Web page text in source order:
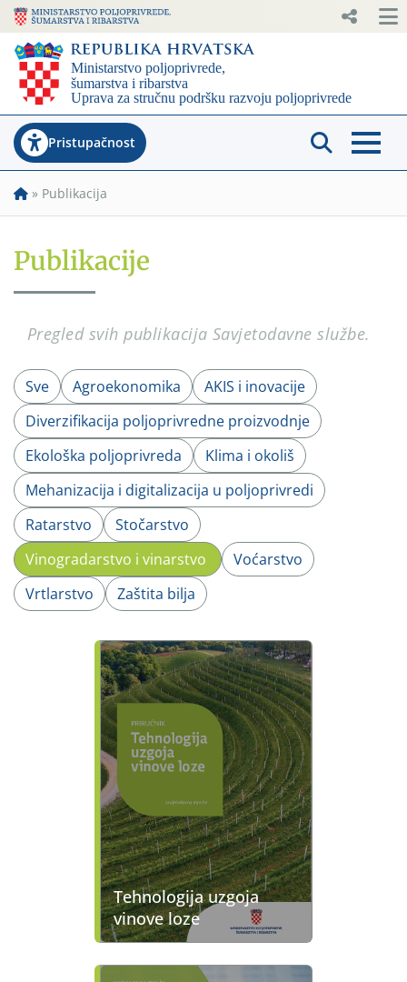
Pristupačnost
» Publikacija
Publikacije
Pregled svih publikacija Savjetodavne službe.
Sve Agroekonomika
AKIS i inovacije
Diverzifikacija poljoprivredne proizvodnje
Ekološka poljoprivreda
Klima i okoliš
Mehanizacija i digitalizacija u poljoprivredi
Ratarstvo
Stočarstvo
Vinogradarstvo i vinarstvo
Voćarstvo
Vrtlarstvo
Zaštita bilja
Tehnologija uzgoja
vinove loze